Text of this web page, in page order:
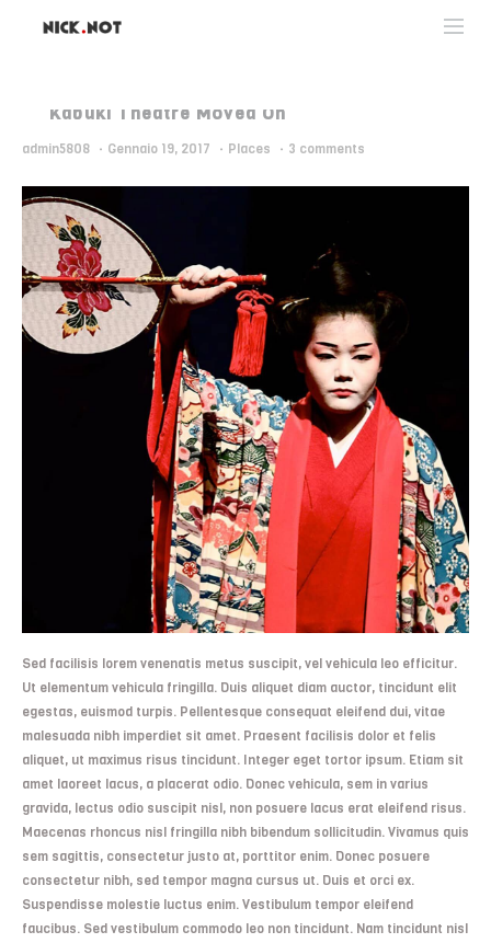
Kabuki Theatre Moved On
admin5808 · Gennaio 19, 2017 · Places · 3 comments
Sed facilisis lorem venenatis metus suscipit, vel vehicula leo efficitur.
Ut elementum vehicula fringilla. Duis aliquet diam auctor, tincidunt elit
egestas, euismod turpis. Pellentesque consequat eleifend dui, vitae
malesuada nibh imperdiet sit amet. Praesent facilisis dolor et felis
aliquet, ut maximus risus tincidunt. Integer eget tortor ipsum. Etiam sit
amet laoreet lacus, a placerat odio. Donec vehicula, sem in varius
gravida, lectus odio suscipit nisl, non posuere lacus erat eleifend risus.
Maecenas rhoncus nisl fringilla nibh bibendum sollicitudin. Vivamus quis
sem sagittis, consectetur justo at, porttitor enim. Donec posuere
consectetur nibh, sed tempor magna cursus ut. Duis et orci ex.
Suspendisse molestie luctus enim. Vestibulum tempor eleifend
faucibus. Sed vestibulum commodo leo non tincidunt. Nam tincidunt nisl